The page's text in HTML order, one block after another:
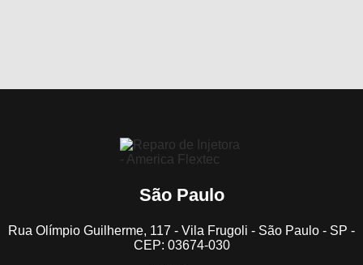
São Paulo
Rua Olímpio Guilherme, 117 - Vila Frugoli - São Paulo - SP -
CEP: 03674-030